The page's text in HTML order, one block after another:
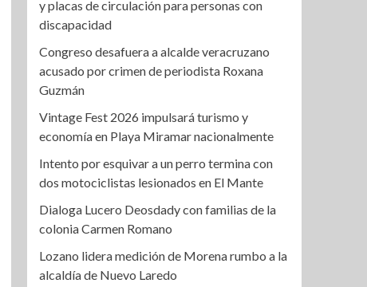
y placas de circulación para personas con
discapacidad
Congreso desafuera a alcalde veracruzano
acusado por crimen de periodista Roxana
Guzmán
Vintage Fest 2026 impulsará turismo y
economía en Playa Miramar nacionalmente
Intento por esquivar a un perro termina con
dos motociclistas lesionados en El Mante
Dialoga Lucero Deosdady con familias de la
colonia Carmen Romano
Lozano lidera medición de Morena rumbo a la
alcaldía de Nuevo Laredo